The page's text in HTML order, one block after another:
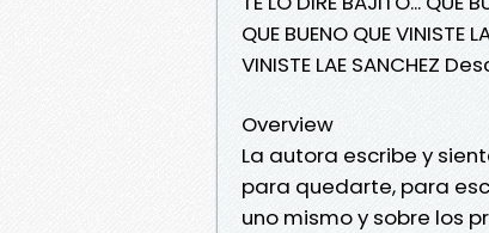
QUE BUENO QUE VINISTE
VINISTE LAE SANCHEZ
Overview
La autora escribe y
para quedarte, para
uno mismo y sobre los